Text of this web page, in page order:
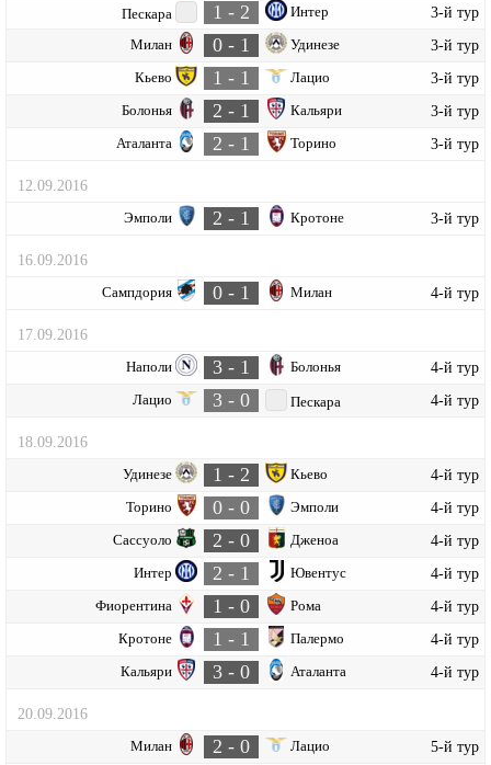
Пескара 1 - 2 Интер 3-й тур
Милан 0 - 1 Удинезе 3-й тур
Кьево 1 - 1 Лацио 3-й тур
Болонья 2 - 1 Кальяри 3-й тур
Аталанта 2 - 1 Торино 3-й тур
12.09.2016
Эмполи 2 - 1 Кротоне 3-й тур
16.09.2016
Сампдория 0 - 1 Милан 4-й тур
17.09.2016
Наполи 3 - 1 Болонья 4-й тур
Лацио 3 - 0 Пескара 4-й тур
18.09.2016
Удинезе 1 - 2 Кьево 4-й тур
Торино 0 - 0 Эмполи 4-й тур
Сассуоло 2 - 0 Дженоа 4-й тур
Интер 2 - 1 Ювентус 4-й тур
Фиорентина 1 - 0 Рома 4-й тур
Кротоне 1 - 1 Палермо 4-й тур
Кальяри 3 - 0 Аталанта 4-й тур
20.09.2016
Милан 2 - 0 Лацио 5-й тур